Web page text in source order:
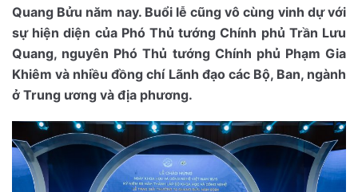
Quang Bửu năm nay. Buổi lễ cũng vô cùng vinh dự với
sự hiện diện của Phó Thủ tướng Chính phủ Trần Lưu
Quang, nguyên Phó Thủ tướng Chính phủ Phạm Gia
Khiêm và nhiều đồng chí Lãnh đạo các Bộ, Ban, ngành
ở Trung ương và địa phương.